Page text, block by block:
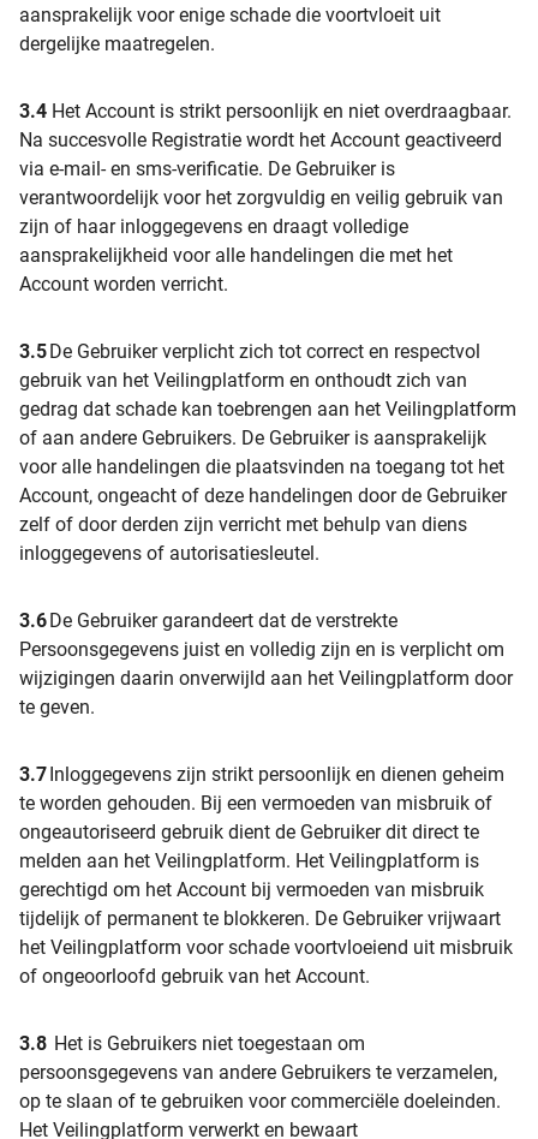
aansprakelijk voor enige schade die voortvloeit uit
dergelijke maatregelen.
3.4 Het Account is strikt persoonlijk en niet overdraagbaar.
Na succesvolle Registratie wordt het Account geactiveerd
via e-mail- en sms-verificatie. De Gebruiker is
verantwoordelijk voor het zorgvuldig en veilig gebruik van
zijn of haar inloggegevens en draagt volledige
aansprakelijkheid voor alle handelingen die met het
Account worden verricht.
3.5 De Gebruiker verplicht zich tot correct en respectvol
gebruik van het Veilingplatform en onthoudt zich van
gedrag dat schade kan toebrengen aan het Veilingplatform
of aan andere Gebruikers. De Gebruiker is aansprakelijk
voor alle handelingen die plaatsvinden na toegang tot het
Account, ongeacht of deze handelingen door de Gebruiker
zelf of door derden zijn verricht met behulp van diens
inloggegevens of autorisatiesleutel.
3.6 De Gebruiker garandeert dat de verstrekte
Persoonsgegevens juist en volledig zijn en is verplicht om
wijzigingen daarin onverwijld aan het Veilingplatform door
te geven.
3.7 Inloggegevens zijn strikt persoonlijk en dienen geheim
te worden gehouden. Bij een vermoeden van misbruik of
ongeautoriseerd gebruik dient de Gebruiker dit direct te
melden aan het Veilingplatform. Het Veilingplatform is
gerechtigd om het Account bij vermoeden van misbruik
tijdelijk of permanent te blokkeren. De Gebruiker vrijwaart
het Veilingplatform voor schade voortvloeiend uit misbruik
of ongeoorloofd gebruik van het Account.
3.8 Het is Gebruikers niet toegestaan om
persoonsgegevens van andere Gebruikers te verzamelen,
op te slaan of te gebruiken voor commerciële doeleinden.
Het Veilingplatform verwerkt en bewaart